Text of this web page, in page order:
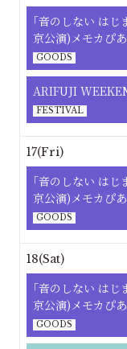
｢⾳のしない はじ
京公演)メモカぴ
GOODS
ARIFUJI
FESTIVAL
17(Fri)
｢⾳のしない はじ
京公演)メモカぴ
GOODS
18(Sat)
｢⾳のしない はじ
京公演)メモカぴ
GOODS